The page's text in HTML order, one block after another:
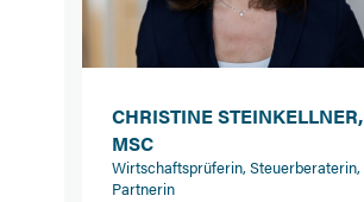
CHRISTINE STEINKELLNER,
MSC
Wirtschaftsprüferin, Steuerberaterin,
Partnerin